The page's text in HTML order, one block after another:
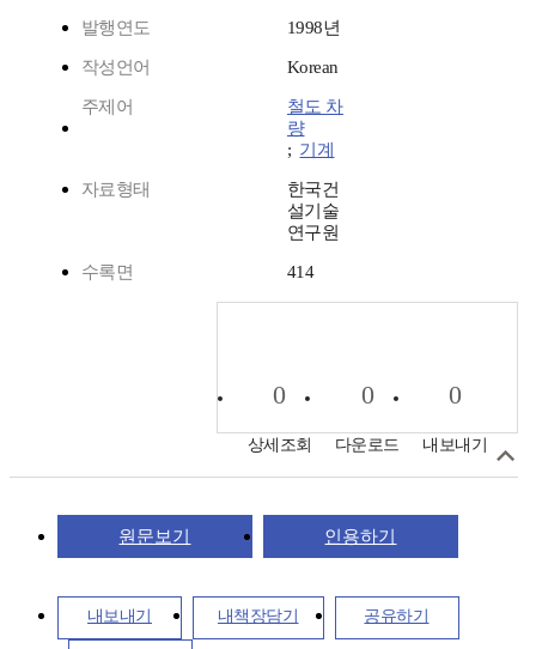
발행연도 1998년
작성언어 Korean
주제어
철도 차
량
; 기계
자료형태
한국건
설기술
연구원
수록면 414
0
상세조회
0
다운로드
0
내보내기
원문보기 인용하기
내보내기 내책장담기 공유하기